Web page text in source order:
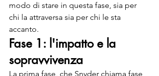
modo di stare in questa fase, sia per
chi la attraversa sia per chi le sta
accanto.
Fase 1: l'impatto e la
sopravvivenza
La prima fase, che Snyder chiama fase